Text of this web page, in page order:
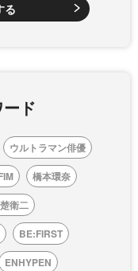
る
ド
ウルトラマン俳優
橋本環奈
衛二
BE:FIRST
ENHYPEN